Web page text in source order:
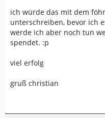
ich würde das mit dem
unterschreiben, bevor ich
werde ich aber noch tun
spendet. :p
viel erfolg
gruß christian